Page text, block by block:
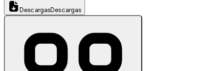
DescargasDescargas